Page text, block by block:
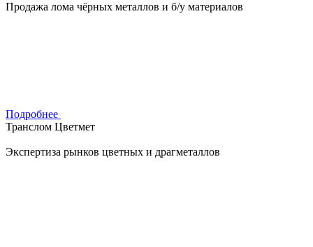
Продажа лома чёрных металлов и б/у материалов
Подробнее
Транслом Цветмет
Экспертиза рынков цветных и драгметаллов